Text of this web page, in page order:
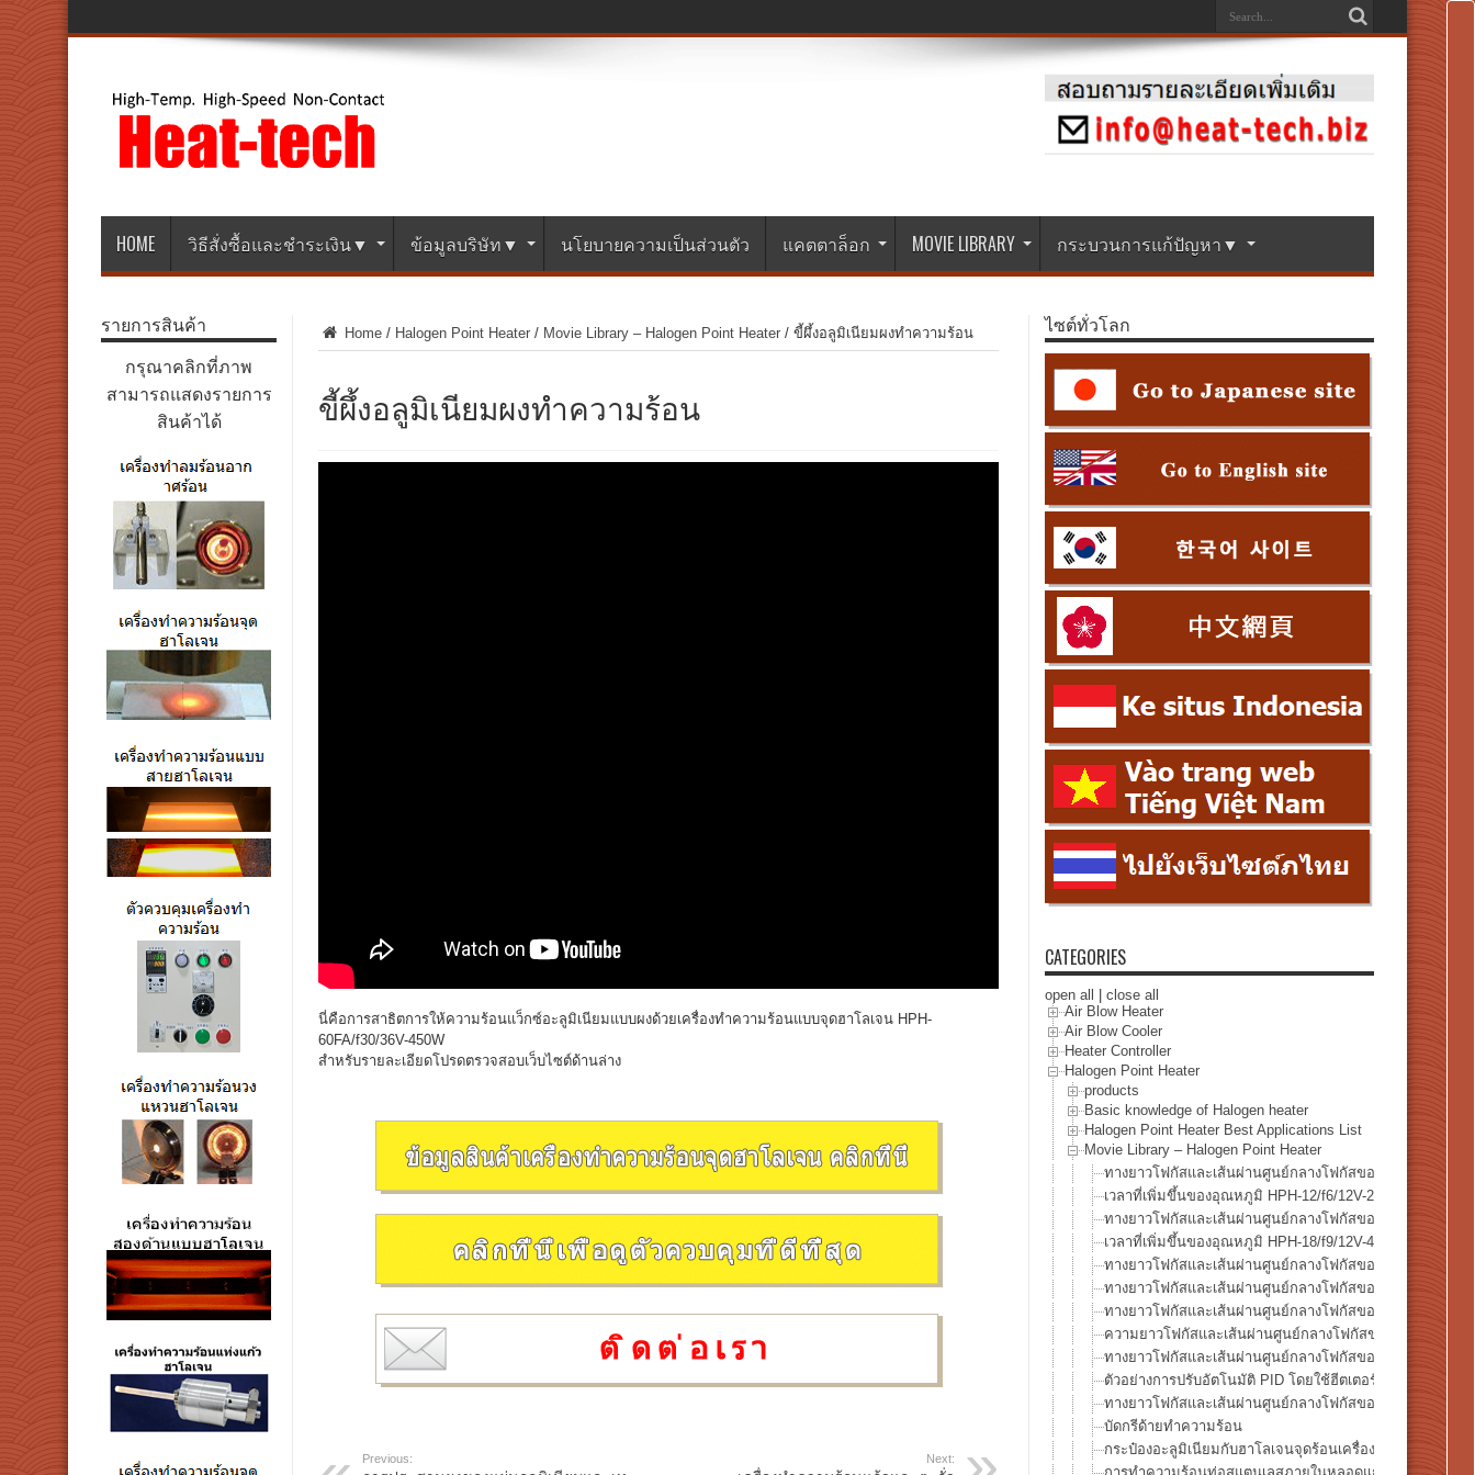
HOME วิธีสั่งซื้อและชำระเงิน▼ ข้อมูลบริษัท▼ นโยบายความเป็นส่วนตัว แคตตาล็อก MOVIE LIBRARY กระบวนการแก้ปัญหา▼
Home / Halogen Point Heater / Movie Library – Halogen Point Heater / ขี้ผึ้งอลูมิเนียมผงทำความร้อน
ขี้ผึ้งอลูมิเนียมผงทำความร้อน
นี่คือการสาธิตการให้ความร้อนแว็กซ์อะลูมิเนียมแบบผงด้วยเครื่องทำความร้อนแบบจุดฮาโลเจน HPH-
60FA/f30/36V-450W
สำหรับรายละเอียดโปรดตรวจสอบเว็บไซต์ด้านล่าง
Previous: Next:
รายการสินค้า
กรุณาคลิกที่ภาพ
สามารถแสดงรายการ
สินค้าได้
ไซต์ทั่วโลก
CATEGORIES
open all
close all
Air Blow Heater
Air Blow Cooler
Heater Controller
Halogen Point Heater
products
Basic knowledge of Halogen heater
Halogen Point Heater Best Applications List
Movie Library – Halogen Point Heater
ทางยาวโฟกัสและเส้นผ่านศูนย์กลางโฟกัสของ HPH-12
เวลาที่เพิ่มขึ้นของอุณหภูมิ HPH-12/f6/12V-20W
ทางยาวโฟกัสและเส้นผ่านศูนย์กลางโฟกัสของ HPH-18
เวลาที่เพิ่มขึ้นของอุณหภูมิ HPH-18/f9/12V-40W
ทางยาวโฟกัสและเส้นผ่านศูนย์กลางโฟกัสของ HPH-35
ทางยาวโฟกัสและเส้นผ่านศูนย์กลางโฟกัสของ HPH-60/f30
ทางยาวโฟกัสและเส้นผ่านศูนย์กลางโฟกัสของ HPH-60/f60
ความยาวโฟกัสและเส้นผ่านศูนย์กลางโฟกัสของฮีตเตอร์จุดฮา
ทางยาวโฟกัสและเส้นผ่านศูนย์กลางโฟกัสของ HPH-120/f45
ตัวอย่างการปรับอัตโนมัติ PID โดยใช้ฮีตเตอร์จุดฮาโลเจน
ทางยาวโฟกัสและเส้นผ่านศูนย์กลางโฟกัสของ HPH-160W/
บัดกรีด้ายทำความร้อน
กระป๋องอะลูมิเนียมกับฮาโลเจนจุดร้อนเครื่องทำความร้อน